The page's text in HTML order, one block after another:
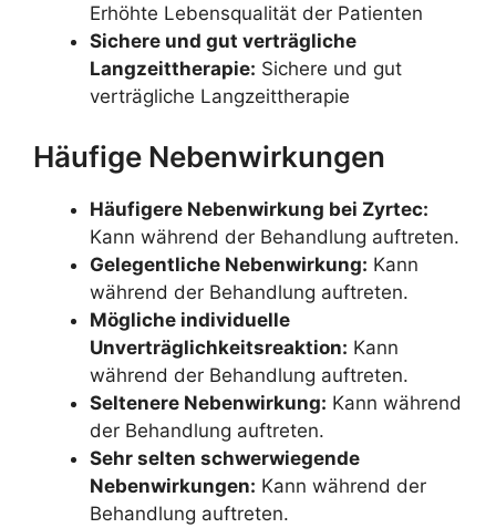
Erhöhte Lebensqualität der Patienten
Sichere und gut verträgliche
Langzeittherapie: Sichere und gut
verträgliche Langzeittherapie
Häufige Nebenwirkungen
Häufigere Nebenwirkung bei Zyrtec:
Kann während der Behandlung auftreten.
Gelegentliche Nebenwirkung: Kann
während der Behandlung auftreten.
Mögliche individuelle
Unverträglichkeitsreaktion: Kann
während der Behandlung auftreten.
Seltenere Nebenwirkung: Kann während
der Behandlung auftreten.
Sehr selten schwerwiegende
Nebenwirkungen: Kann während der
Behandlung auftreten.